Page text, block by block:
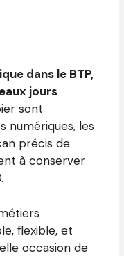
dans le BTP,
jours
sont
numériques, les
précis de
à conserver
flexible, et
occasion de